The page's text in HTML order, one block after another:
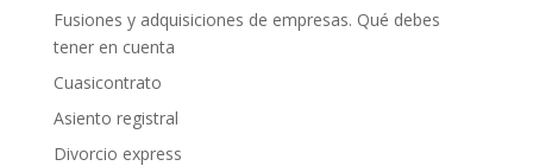
Fusiones y adquisiciones de empresas. Qué debes
tener en cuenta
Cuasicontrato
Asiento registral
Divorcio express